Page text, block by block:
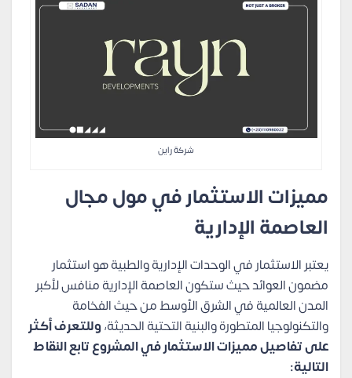
شركة راين
مميزات الاستثمار في مول مجال
العاصمة الإدارية
يعتبر الاستثمار في الوحدات الإدارية والطبية هو استثمار
مضمون العوائد حيث ستكون العاصمة الإدارية منافس لأكبر
المدن العالمية في الشرق الأوسط من حيث الفخامة
والتكنولوجيا المتطورة والبنية التحتية الحديثة،وللتعرف أكثر
على تفاصيل مميزات الاستثمار في المشروع تابع النقاط
التالية: